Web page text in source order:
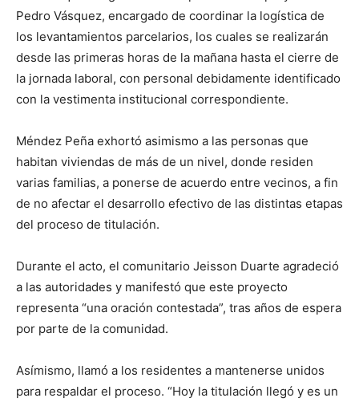
Pedro Vásquez, encargado de coordinar la logística de
los levantamientos parcelarios, los cuales se realizarán
desde las primeras horas de la mañana hasta el cierre de
la jornada laboral, con personal debidamente identificado
con la vestimenta institucional correspondiente.
Méndez Peña exhortó asimismo a las personas que
habitan viviendas de más de un nivel, donde residen
varias familias, a ponerse de acuerdo entre vecinos, a fin
de no afectar el desarrollo efectivo de las distintas etapas
del proceso de titulación.
Durante el acto, el comunitario Jeisson Duarte agradeció
a las autoridades y manifestó que este proyecto
representa “una oración contestada”, tras años de espera
por parte de la comunidad.
Asímismo, llamó a los residentes a mantenerse unidos
para respaldar el proceso. “Hoy la titulación llegó y es un